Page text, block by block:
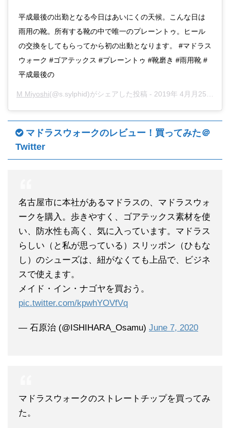
平成最後の出勤となる今日はあいにくの天候。こんな日は
雨用の靴。所有する靴の中で唯一のプレーントゥ。ヒール
の交換をしてもらってから初の出動となります。 #マドラス
ウォーク #ゴアテックス #プレーントゥ #靴磨き #雨用靴 #
平成最後の
M Miyoshi(@s.sylphid)がシェアした投稿 - 2019年 4月月25日午後5時13分PDT
マドラスウォークのレビュー！買ってみた＠
Twitter
名古屋市に本社があるマドラスの、マドラスウォ
ークを購入。歩きやすく、ゴアテックス素材を使
い、防水性も高く、気に入っています。マドラス
らしい（と私が思っている）スリッポン（ひもな
し）のシューズは、紐がなくても上品で、ビジネ
スで使えます。
メイド・イン・ナゴヤを買おう。
pic.twitter.com/kpwhYOVfVq
— 石原治 (@ISHIHARA_Osamu) June 7, 2020
マドラスウォークのストレートチップを買ってみ
た。